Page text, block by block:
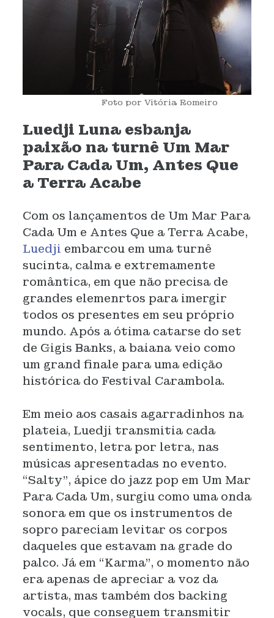
Foto por Vitória Romeiro
Luedji Luna esbanja
paixão na turnê Um Mar
Para Cada Um, Antes Que
a Terra Acabe
Com os lançamentos de Um Mar Para
Cada Um e Antes Que a Terra Acabe,
Luedji embarcou em uma turnê
sucinta, calma e extremamente
romântica, em que não precisa de
grandes elemenrtos para imergir
todos os presentes em seu próprio
mundo. Após a ótima catarse do set
de Gigis Banks, a baiana veio como
um grand finale para uma edição
histórica do Festival Carambola.
Em meio aos casais agarradinhos na
plateia, Luedji transmitia cada
sentimento, letra por letra, nas
músicas apresentadas no evento.
“Salty”, ápice do jazz pop em Um Mar
Para Cada Um, surgiu como uma onda
sonora em que os instrumentos de
sopro pareciam levitar os corpos
daqueles que estavam na grade do
palco. Já em “Karma”, o momento não
era apenas de apreciar a voz da
artista, mas também dos backing
vocals, que conseguem transmitir